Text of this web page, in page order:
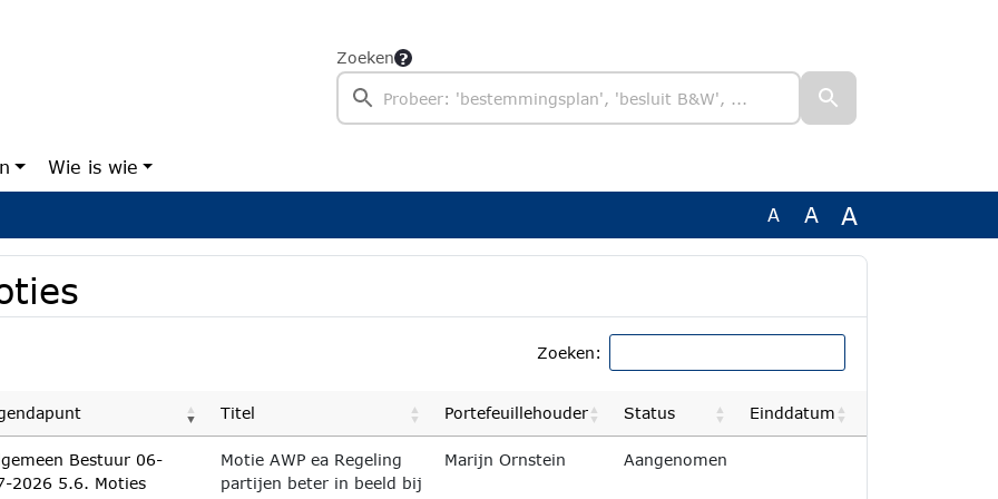
Zoeken
Wie is wie
A A A
Zoeken:
Titel Portefeuillehouder Status Einddatum
Bestuur 06-
2026 5.6. Moties
Motie AWP ea Regeling
partijen beter in beeld bij
Marijn Ornstein Aangenomen